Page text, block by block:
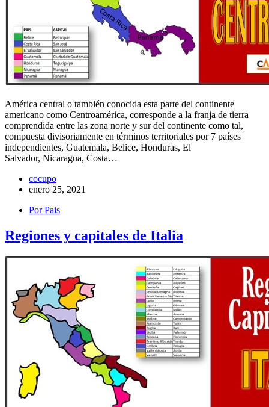
América central o también conocida esta parte del continente
americano como Centroamérica, corresponde a la franja de tierra
comprendida entre las zona norte y sur del continente como tal,
compuesta divisoriamente en términos territoriales por 7 países
independientes, Guatemala, Belice, Honduras, El
Salvador, Nicaragua, Costa…
cocupo
enero 25, 2021
Por Pais
Regiones y capitales de Italia